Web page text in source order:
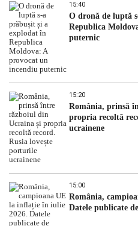
15:40
O dronă de luptă
Republica
puternic
15:20
România, prinsă
propria recoltă
ucrainene
15:00
România,
Datele publicate